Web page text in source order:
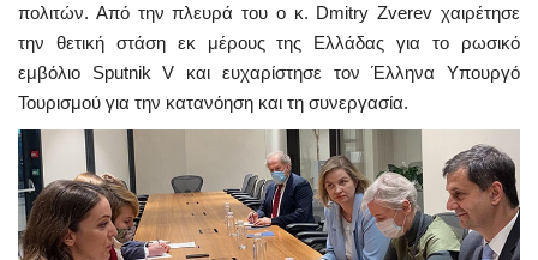
πολιτών. Από την πλευρά του ο κ. Dmitry Zverev χαιρέτησε
την θετική στάση εκ μέρους της Ελλάδας για το ρωσικό
εμβόλιο Sputnik V και ευχαρίστησε τον Έλληνα Υπουργό
Τουρισμού για την κατανόηση και τη συνεργασία.